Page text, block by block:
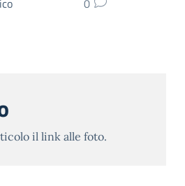
0
il link alle foto.